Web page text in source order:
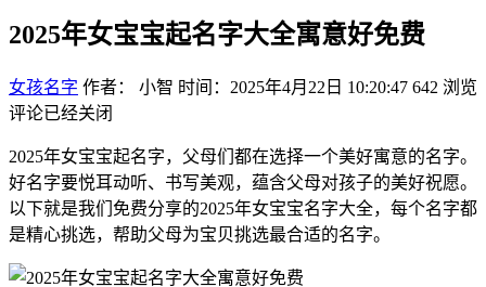
2025年女宝宝起名字大全寓意好免费
女孩名字 作者： 小智 时间：2025年4月22日 10:20:47 642 浏览
评论已经关闭
2025年女宝宝起名字，父母们都在选择一个美好寓意的名字。
好名字要悦耳动听、书写美观，蕴含父母对孩子的美好祝愿。
以下就是我们免费分享的2025年女宝宝名字大全，每个名字都
是精心挑选，帮助父母为宝贝挑选最合适的名字。